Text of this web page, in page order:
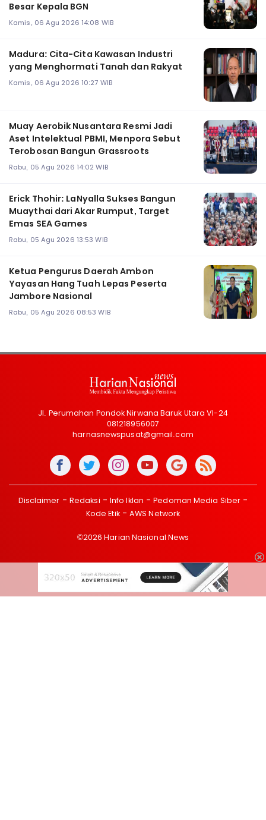
Besar Kepala BGN
Kamis, 06 Agu 2026 14:08 WIB
Madura: Cita-Cita Kawasan Industri
yang Menghormati Tanah dan Rakyat
Kamis, 06 Agu 2026 10:27 WIB
Muay Aerobik Nusantara Resmi Jadi
Aset Intelektual PBMI, Menpora Sebut
Terobosan Bangun Grassroots
Rabu, 05 Agu 2026 14:02 WIB
Erick Thohir: LaNyalla Sukses Bangun
Muaythai dari Akar Rumput, Target
Emas SEA Games
Rabu, 05 Agu 2026 13:53 WIB
Ketua Pengurus Daerah Ambon
Yayasan Hang Tuah Lepas Peserta
Jambore Nasional
Rabu, 05 Agu 2026 08:53 WIB
Jl. Perumahan Pondok Nirwana Baruk Utara VI-24
081218956007
harnasnewspusat@gmail.com
Disclaimer Redaksi Info Iklan
Pedoman Media Siber
Kode Etik
AWS Network
©2026 Harian Nasional News